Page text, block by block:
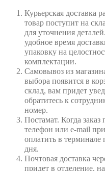
Курьерская доставка
товар поступит на
для уточнения
удобное время
упаковку на
комплектации.
Самовывоз из
выбора появится в
склад, вам придет
обратитесь к
номер.
Постамат. Когда
телефон или e-mail
оплатить в
дня.
Почтовая доставка
придет в отделение,